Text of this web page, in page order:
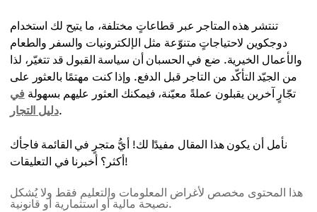
تنتشر هذه المتاجر عبر قطاعاتٍ مختلفة، ما يتيح لك استخدام
دوجكوين لاحتياجاتٍ متنوّعة مثل الإلكترونيات والسفر والطعام
والأعمال الخيرية. ضع في الحسبان أن سياسة القبول قد تتغيّر، لذا
من الجيّد التأكّد من التاجر قبل الدفع. وإذا كنت مهتمًا بالعثور على
تجّارٍ آخرين يقبلون عملةً معيّنة، فيمكنك العثور عليهم بسهولة في
دليل التجار.
نأمل أن يكون هذا المقال مفيدًا لك! أيُّ متجرٍ في القائمة فاجأك
أكثر؟ أخبرنا في التعليقات!
هذا المحتوى مخصص لأغراض المعلومات والتعليم فقط ولا يُشكل
نصيحة مالية أو استثمارية أو قانونية.